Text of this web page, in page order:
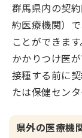
群馬県内の契
約医療機関）
ことができます
かかりつけ医
接種する前に
たは保健セン
県外の医療機